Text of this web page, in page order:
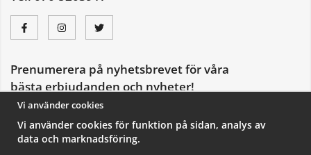
Prenumerera på nyhetsbrevet för våra
bästa erbjudanden och nyheter!
E-
postadress
De uppgifter du matar in kommer endast användas till våra nyhetsbrev.
Vi använder cookies
Vi använder cookies för funktion på sidan, analys av
data och marknadsföring.